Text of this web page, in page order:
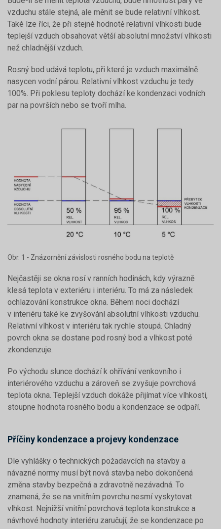
vzduchu stále stejná, ale měnit se bude relativní vlhkost.
Také lze říci, že při stejné hodnotě relativní vlhkosti bude
teplejší vzduch obsahovat větší absolutní množství vlhkosti
než chladnější vzduch.
Rosný bod udává teplotu, při které je vzduch maximálně
nasycen vodní párou. Relativní vlhkost vzduchu je tedy
100%. Při poklesu teploty dochází ke kondenzaci vodních
par na površích nebo se tvoří mlha.
Obr. 1 - Znázornění závislosti rosného bodu na teplotě
Nejčastěji se okna rosí v ranních hodinách, kdy výrazně
klesá teplota v exteriéru i interiéru. To má za následek
ochlazování konstrukce okna. Během noci dochází
v interiéru také ke zvyšování absolutní vlhkosti vzduchu.
Relativní vlhkost v interiéru tak rychle stoupá. Chladný
povrch okna se dostane pod rosný bod a vlhkost poté
zkondenzuje.
Po východu slunce dochází k ohřívání venkovního i
interiérového vzduchu a zároveň se zvyšuje povrchová
teplota okna. Teplejší vzduch dokáže přijímat více vlhkosti,
stoupne hodnota rosného bodu a kondenzace se odpaří.
Příčiny kondenzace a projevy kondenzace
Dle vyhlášky o technických požadavcích na stavby a
návazné normy musí být nová stavba nebo dokončená
změna stavby bezpečná a zdravotně nezávadná. To
znamená, že se na vnitřním povrchu nesmí vyskytovat
vlhkost. Nejnižší vnitřní povrchová teplota konstrukce a
návrhové hodnoty interiéru zaručují, že se kondenzace po